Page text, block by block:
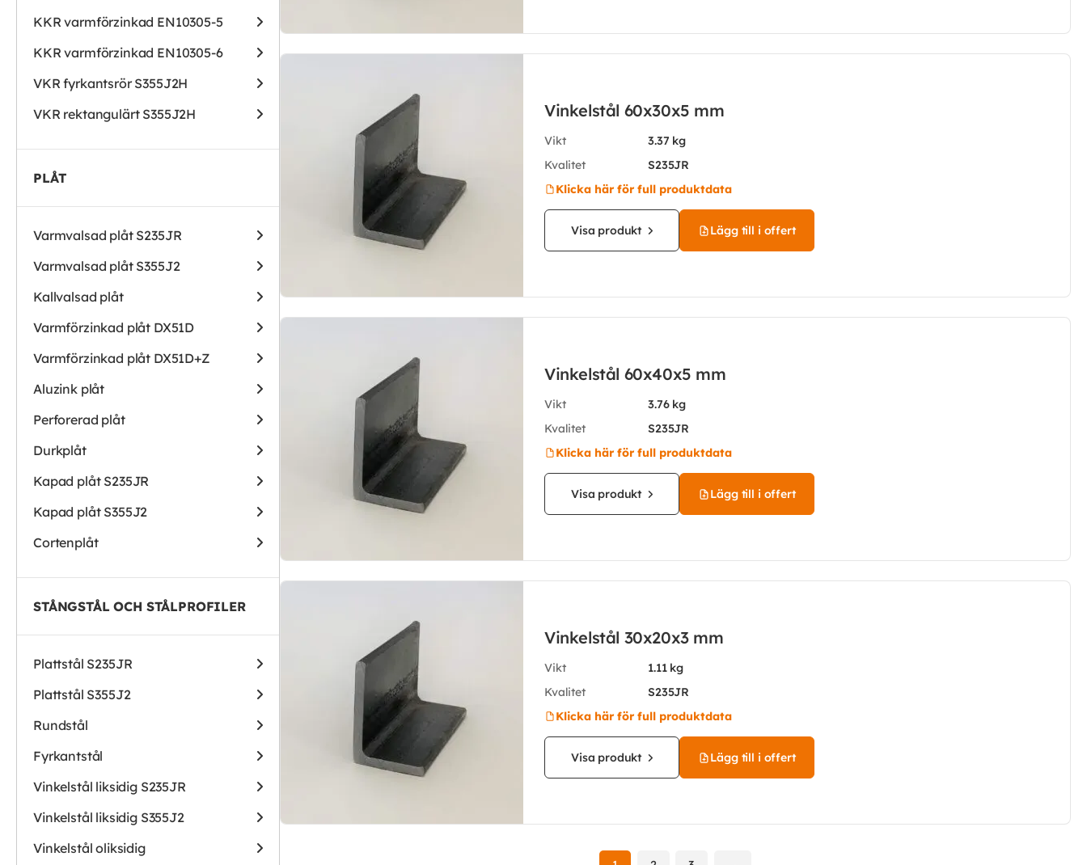
KKR varmförzinkad EN10305-5
KKR varmförzinkad EN10305-6
VKR fyrkantsrör S355J2H
VKR rektangulärt S355J2H
PLÅT
Varmvalsad plåt S235JR
Varmvalsad plåt S355J2
Kallvalsad plåt
Varmförzinkad plåt DX51D
Varmförzinkad plåt DX51D+Z
Aluzink plåt
Perforerad plåt
Durkplåt
Kapad plåt S235JR
Kapad plåt S355J2
Cortenplåt
STÅNGSTÅL OCH STÅLPROFILER
Plattstål S235JR
Plattstål S355J2
Rundstål
Fyrkantstål
Vinkelstål liksidig S235JR
Vinkelstål liksidig S355J2
Vinkelstål oliksidig
Vinkelstål 60x30x5 mm
Vikt
3.37 kg
Kvalitet
S235JR
Klicka här för full produktdata
Visa produkt Lägg till i offert
Vinkelstål 60x40x5 mm
Vikt
3.76 kg
Kvalitet
S235JR
Klicka här för full produktdata
Visa produkt Lägg till i offert
Vinkelstål 30x20x3 mm
Vikt
1.11 kg
Kvalitet
S235JR
Klicka här för full produktdata
Visa produkt Lägg till i offert